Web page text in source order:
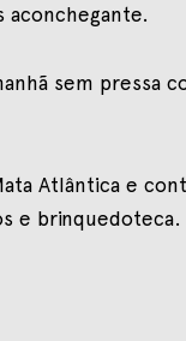
aconchegante.
sem pressa
Atlântica e
e brinquedoteca.